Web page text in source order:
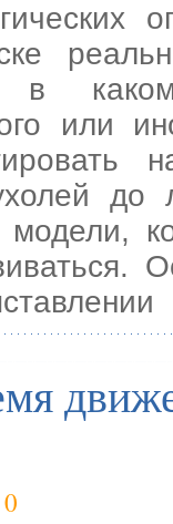
в
или
модели,